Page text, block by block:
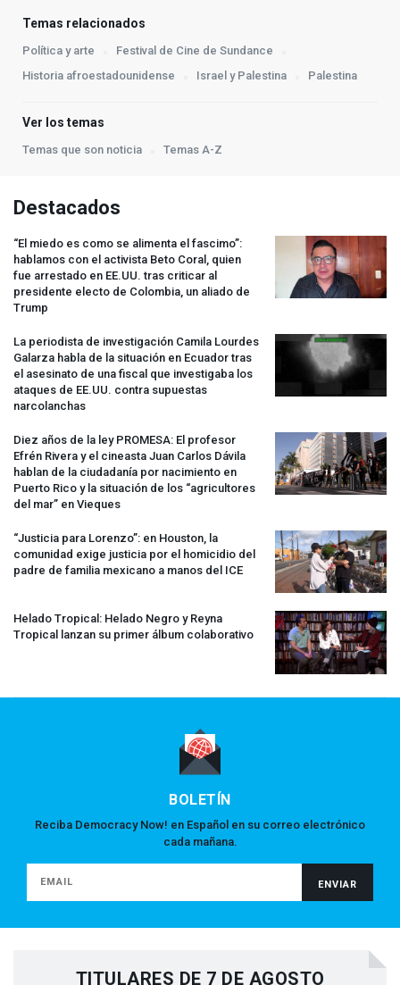
Temas relacionados
Política y arte
Festival de Cine de Sundance
Historia afroestadounidense
Israel y Palestina Palestina
Ver los temas
Temas que son noticia Temas A-Z
Destacados
“El miedo es como se alimenta el fascimo”:
hablamos con el activista Beto Coral, quien
fue arrestado en EE.UU. tras criticar al
presidente electo de Colombia, un aliado de
Trump
La periodista de investigación Camila Lourdes
Galarza habla de la situación en Ecuador tras
el asesinato de una fiscal que investigaba los
ataques de EE.UU. contra supuestas
narcolanchas
Diez años de la ley PROMESA: El profesor
Efrén Rivera y el cineasta Juan Carlos Dávila
hablan de la ciudadanía por nacimiento en
Puerto Rico y la situación de los “agricultores
del mar” en Vieques
“Justicia para Lorenzo”: en Houston, la
comunidad exige justicia por el homicidio del
padre de familia mexicano a manos del ICE
Helado Tropical: Helado Negro y Reyna
Tropical lanzan su primer álbum colaborativo
BOLETÍN
Reciba Democracy Now! en Español en su correo electrónico
cada mañana.
TITULARES DE 7 DE AGOSTO